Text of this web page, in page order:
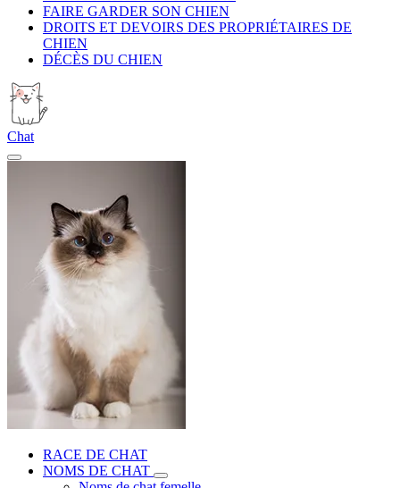
FAIRE GARDER SON CHIEN
DROITS ET DEVOIRS DES PROPRIÉTAIRES DE
CHIEN
DÉCÈS DU CHIEN
Chat
RACE DE CHAT
NOMS DE CHAT